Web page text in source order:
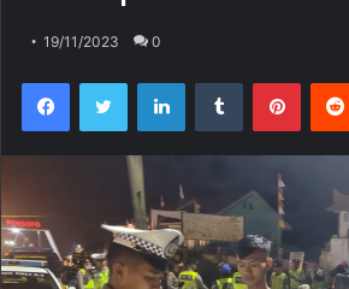
19/11/2023 0